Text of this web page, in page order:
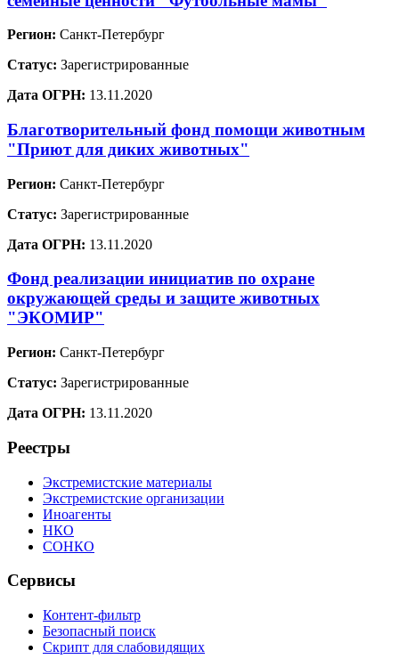
Регион: Санкт-Петербург
Статус: Зарегистрированные
Дата ОГРН: 13.11.2020
Благотворительный фонд помощи животным
"Приют для диких животных"
Регион: Санкт-Петербург
Статус: Зарегистрированные
Дата ОГРН: 13.11.2020
Фонд реализации инициатив по охране
окружающей среды и защите животных
"ЭКОМИР"
Регион: Санкт-Петербург
Статус: Зарегистрированные
Дата ОГРН: 13.11.2020
Реестры
Экстремистские материалы
Экстремистские организации
Иноагенты
НКО
СОНКО
Сервисы
Контент-фильтр
Безопасный поиск
Скрипт для слабовидящих